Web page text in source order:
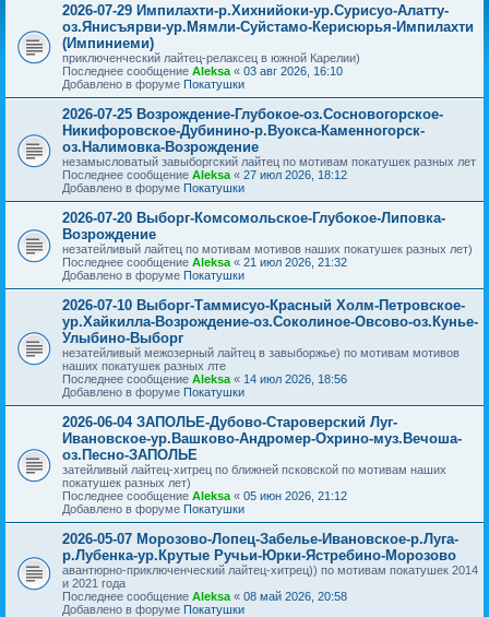
2026-07-29 Импилахти-р.Хихнийоки-ур.Сурисуо-Алатту-
оз.Янисъярви-ур.Мямли-Суйстамо-Керисюрья-Импилахти
(Импиниеми)
приключенческий лайтец-релаксец в южной Карелии)
Последнее сообщение Aleksa « 03 авг 2026, 16:10
Добавлено в форуме Покатушки
2026-07-25 Возрождение-Глубокое-оз.Сосновогорское-
Никифоровское-Дубинино-р.Вуокса-Каменногорск-
оз.Налимовка-Возрождение
незамысловатый завыборгский лайтец по мотивам покатушек разных лет
Последнее сообщение Aleksa « 27 июл 2026, 18:12
Добавлено в форуме Покатушки
2026-07-20 Выборг-Комсомольское-Глубокое-Липовка-
Возрождение
незатейливый лайтец по мотивам мотивов наших покатушек разных лет)
Последнее сообщение Aleksa « 21 июл 2026, 21:32
Добавлено в форуме Покатушки
2026-07-10 Выборг-Таммисуо-Красный Холм-Петровское-
ур.Хайкилла-Возрождение-оз.Соколиное-Овсово-оз.Кунье-
Улыбино-Выборг
незатейливый межозерный лайтец в завыборжье) по мотивам мотивов
наших покатушек разных лте
Последнее сообщение Aleksa « 14 июл 2026, 18:56
Добавлено в форуме Покатушки
2026-06-04 ЗАПОЛЬЕ-Дубово-Староверский Луг-
Ивановское-ур.Вашково-Андромер-Охрино-муз.Вечоша-
оз.Песно-ЗАПОЛЬЕ
затейливый лайтец-хитрец по ближней псковской по мотивам наших
покатушек разных лет)
Последнее сообщение Aleksa « 05 июн 2026, 21:12
Добавлено в форуме Покатушки
2026-05-07 Морозово-Лопец-Забелье-Ивановское-р.Луга-
р.Лубенка-ур.Крутые Ручьи-Юрки-Ястребино-Морозово
авантюрно-приключенческий лайтец-хитрец)) по мотивам покатушек 2014
и 2021 года
Последнее сообщение Aleksa « 08 май 2026, 20:58
Добавлено в форуме Покатушки